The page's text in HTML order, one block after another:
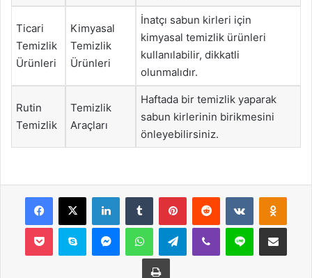
Ticari
Temizlik
Ürünleri
Kimyasal
Temizlik
Ürünleri
İnatçı sabun kirleri için
kimyasal temizlik ürünleri
kullanılabilir, dikkatli
olunmalıdır.
Rutin
Temizlik
Temizlik
Araçları
Haftada bir temizlik yaparak
sabun kirlerinin birikmesini
önleyebilirsiniz.
Facebook
X LinkedInTumblr PinterestReddit VKontakte
Pocket Skype MessengerWhatsAppTelegramViber Line E-Posta ile
Yazdır